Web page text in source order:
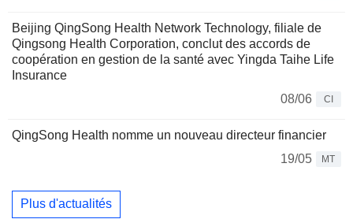
Beijing QingSong Health Network Technology, filiale de
Qingsong Health Corporation, conclut des accords de
coopération en gestion de la santé avec Yingda Taihe Life
Insurance
08/06
CI
QingSong Health nomme un nouveau directeur financier
19/05
MT
Plus d'actualités